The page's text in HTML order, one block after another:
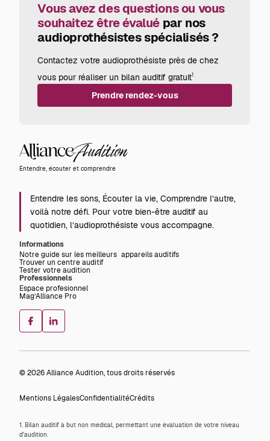
Vous avez des questions ou vous
souhaitez être évalué par nos
audioprothésistes spécialisés ?
Contactez votre audioprothésiste près de chez
vous pour réaliser un bilan auditif gratuit1
Prendre rendez-vous
Audition
Entendre, écouter et comprendre
Entendre les sons, Écouter la vie, Comprendre l’autre,
voilà notre défi. Pour votre bien-être auditif au
quotidien, l’audioprothésiste vous accompagne.
Informations
Notre guide sur les meilleurs appareils auditifs
Trouver un centre auditif
Tester votre audition
Professionnels
Espace profesionnel
Mag’Alliance Pro
© 2026 Alliance Audition, tous droits réservés
Mentions LégalesConfidentialitéCrédits
1. Bilan auditif à but non médical, permettant une évaluation de votre niveau
d'audition.